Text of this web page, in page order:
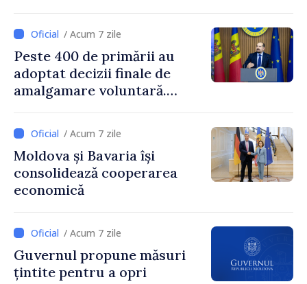
și însărcinatul cu afaceri al
SUA, Nick Pietrowicz
/ Acum 7 zile
Peste 400 de primării au
adoptat decizii finale de
amalgamare voluntară.
Guvernului, Alexei Buzu:
„85,5% dintre primării au
inițiat procesul. Le
mulțumim aleșilor locali
pentru că au pus pe primul
dezvoltar
/ Acum 7 zile
Moldova și Bavaria își
consolidează cooperarea
economică
/ Acum 7 zile
Guvernul propune măsuri
țintite pentru a opri